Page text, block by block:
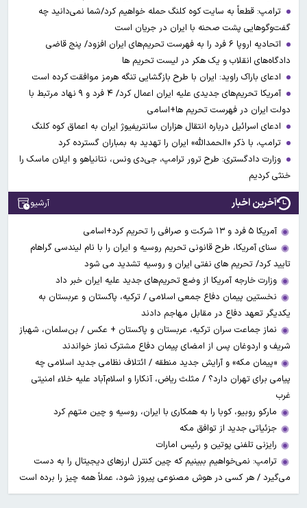
ترامپ: قطعاً به سایت کوه کلنگ حمله خواهیم کرد/شما نمی‌دانید چه
گفت‌وگوهایی پشت صحنه با ایران در جریان است
اتحادیه اروپا ۶ فرد را به فهرست تحریم‌های ایران افزود/ پنج قاضی
دادگاه‌های انقلاب و یک هکر در لیست تحریم ها
ادعای باراک راوید: ایران با طرح بازگشایی تنگه هرمز موافقت کرده است
آمریکا تحریم‌های جدیدی علیه ایران اعمال کرد/ ۴ فرد و ۹ نهاد مرتبط با
دولت ایران در فهرست تحریم ها+اسامی
ادعای اسرائیل درباره انتقال هزاران سانتریفیوژ ایران به اعماق کوه کلنگ
ترامپ، با ذکر «الحمدالله» ایران را تهدید به بمباران گسترده کرد
وزارت دادگستری: طرح ترور ترامپ، جی‌دی ونس، نتانیاهو و ایلان ماسک را
خنثی کردیم
آخرین اخبار آرشیو
آمریکا ۵ فرد و ۱۳ شرکت و صرافی را تحریم کرد+اسامی
سنای آمریکا، طرح قانونی تحریم روسیه و ایران را با نام لیندسی گراهام
تایید کرد/ تحریم های نفتی ایران و روسیه تشدید می شود
وزارت خارجه آمریکا از وضع تحریم‌های جدید علیه ایران خبر داد
نخستین پیمان دفاع جمعی اسلامی / ترکیه، پاکستان و عربستان به
یکدیگر تعهد دفاع در مقابل مهاجم دادند
نماز جماعت سران ترکیه، عربستان و پاکستان + عکس / بن‌سلمان، شهباز
شریف و اردوغان پس از امضای پیمان دفاع مشترک نماز خواندند
«پیمان مکه» و آرایش جدید منطقه / ائتلاف نظامی جدید اسلامی چه
پیامی برای تهران دارد؟ / مثلث ریاض، آنکارا و اسلام‌آباد علیه خلاء امنیتی
غرب
مارکو روبیو، کوبا را به همکاری با ایران، روسیه و چین متهم کرد
جزئیاتی جدید از توافق مکه
رایزنی تلفنی پوتین و رئیس امارات
ترامپ: نمی‌خواهیم ببینیم که چین کنترل ارز‌های دیجیتال را به دست
می‌گیرد / هر کسی در هوش مصنوعی پیروز شود، عملاً همه چیز را برده است